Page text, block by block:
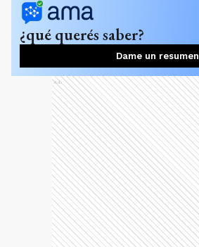
¿qué querés saber?
Dame un resumen
Ads